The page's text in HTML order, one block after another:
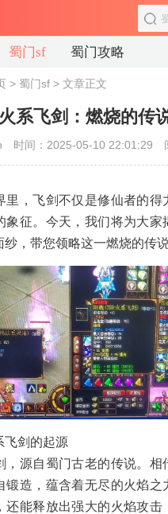
蜀门sf 蜀门攻略
>蜀门sf > 文章正文
系飞剑：燃烧的传
时间：2025-05-10 22:01:29
里，飞剑不仅是修仙者的得
象征。今天，我们将为大家
，带您领略这一燃烧的传说
飞剑的起源
，源自蜀门古老的传说。相
锻造，蕴含着无尽的火焰之
还能释放出强大的火焰攻击